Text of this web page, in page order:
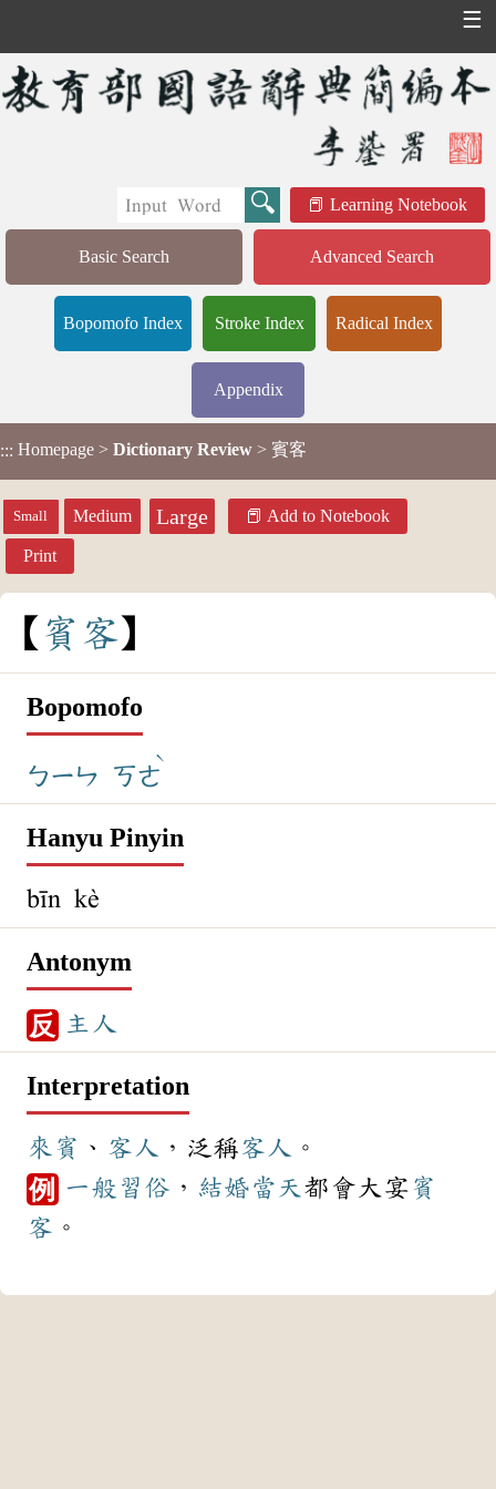
☰
Learning Notebook
Basic Search Advanced Search
Bopomofo Index Stroke Index Radical Index
Appendix
::: Homepage > Dictionary Review > 賓客
Small Medium Large Add to Notebook
Print
賓 客
Bopomofo
ㄅㄧㄣ ㄎㄜ
ˋ
Hanyu Pinyin
bīn kè
Antonym
反 主人
Interpretation
來賓 、 客人 ，泛稱客人 。
例 一般 習俗 ， 結婚當天 都會大宴賓
客 。